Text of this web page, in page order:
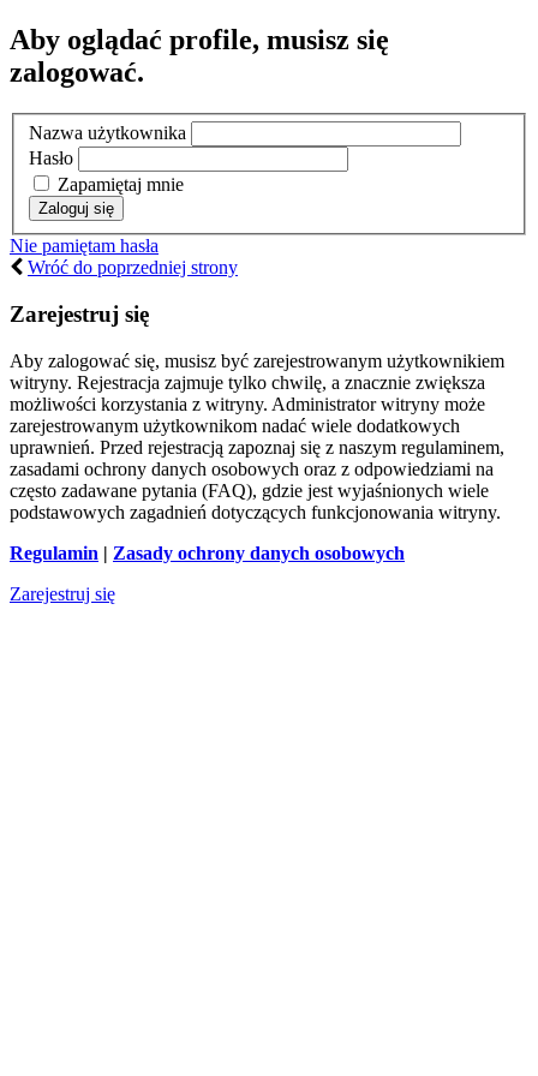
Aby oglądać profile, musisz się
zalogować.
Nazwa użytkownika
Hasło
Zapamiętaj mnie
Nie pamiętam hasła
Wróć do poprzedniej strony
Zarejestruj się
Aby zalogować się, musisz być zarejestrowanym użytkownikiem
witryny. Rejestracja zajmuje tylko chwilę, a znacznie zwiększa
możliwości korzystania z witryny. Administrator witryny może
zarejestrowanym użytkownikom nadać wiele dodatkowych
uprawnień. Przed rejestracją zapoznaj się z naszym regulaminem,
zasadami ochrony danych osobowych oraz z odpowiedziami na
często zadawane pytania (FAQ), gdzie jest wyjaśnionych wiele
podstawowych zagadnień dotyczących funkcjonowania witryny.
Regulamin | Zasady ochrony danych osobowych
Zarejestruj się